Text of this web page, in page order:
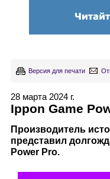
Версия для печати
28 марта 2024 г.
Ippon Game
Производитель
представил
Power Pro.